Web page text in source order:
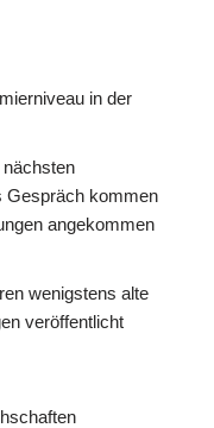
in der
Gespräch kommen
angekommen
wenigstens alte
veröffentlicht